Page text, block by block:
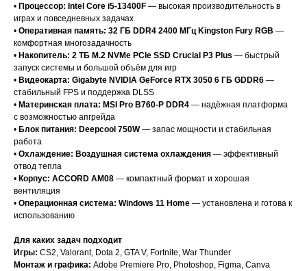
• Процессор: Intel Core i5-13400F — высокая производительность в
играх и повседневных задачах
• Оперативная память: 32 ГБ DDR4 2400 МГц Kingston Fury RGB —
комфортная многозадачность
• Накопитель: 2 ТБ M.2 NVMe PCIe SSD Crucial P3 Plus — быстрый
запуск системы и большой объём для игр
• Видеокарта: Gigabyte NVIDIA GeForce RTX 3050 6 ГБ GDDR6 —
стабильный FPS и поддержка DLSS
• Материнская плата: MSI Pro B760-P DDR4 — надёжная платформа
с возможностью апгрейда
• Блок питания: Deepcool 750W— запас мощности и стабильная
работа
• Охлаждение: Воздушная система охлаждения — эффективный
отвод тепла
• Корпус: ACCORD AM08 — компактный формат и хорошая
вентиляция
• Операционная система: Windows 11 Home — установлена и готова к
использованию
Для каких задач подходит
Игры: CS2, Valorant, Dota 2, GTA V, Fortnite, War Thunder
Монтаж и графика: Adobe Premiere Pro, Photoshop, Figma, Canva